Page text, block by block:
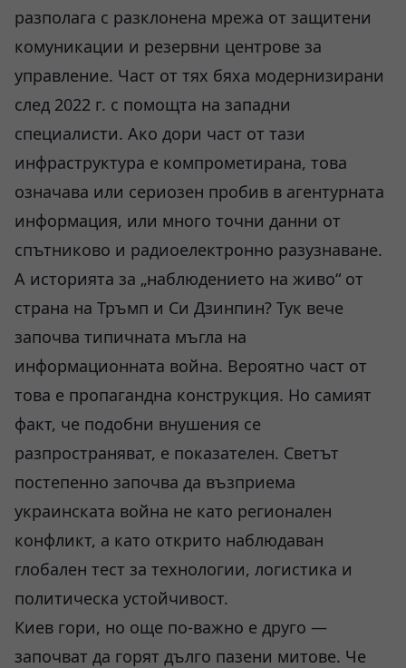
разполага с разклонена мрежа от защитени
комуникации и резервни центрове за
управление. Част от тях бяха модернизирани
след 2022 г. с помощта на западни
специалисти. Ако дори част от тази
инфраструктура е компрометирана, това
означава или сериозен пробив в агентурната
информация, или много точни данни от
спътниково и радиоелектронно разузнаване.
А историята за „наблюдението на живо“ от
страна на Тръмп и Си Дзинпин? Тук вече
започва типичната мъгла на
информационната война. Вероятно част от
това е пропагандна конструкция. Но самият
факт, че подобни внушения се
разпространяват, е показателен. Светът
постепенно започва да възприема
украинската война не като регионален
конфликт, а като открито наблюдаван
глобален тест за технологии, логистика и
политическа устойчивост.
Киев гори, но още по-важно е друго —
започват да горят дълго пазени митове. Че